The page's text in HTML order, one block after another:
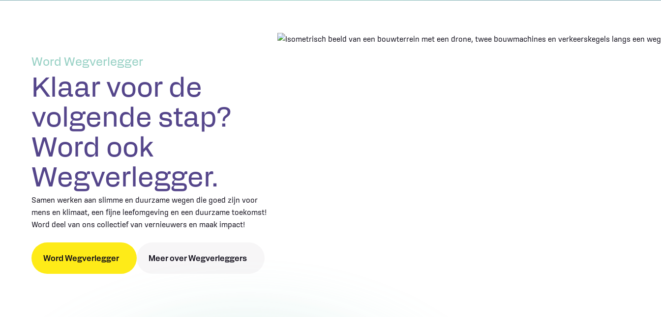
Word Wegverlegger
Klaar voor de
volgende stap?
Word ook
Wegverlegger.
Samen werken aan slimme en duurzame wegen die goed zijn voor
mens en klimaat, een fijne leefomgeving en een duurzame toekomst!
Word deel van ons collectief van vernieuwers en maak impact!
Word Wegverlegger Meer over Wegverleggers